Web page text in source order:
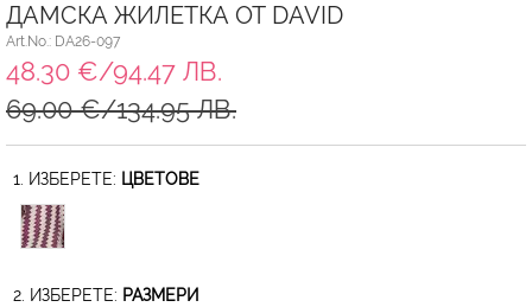
ДАМСКА ЖИЛЕТКА ОТ DAVID
Art.No.: DA26-097
48.30 €/94.47 ЛВ.
69.00 €/134.95 ЛВ.
1. ИЗБЕРЕТЕ: ЦВЕТОВЕ
2. ИЗБЕРЕТЕ: РАЗМЕРИ